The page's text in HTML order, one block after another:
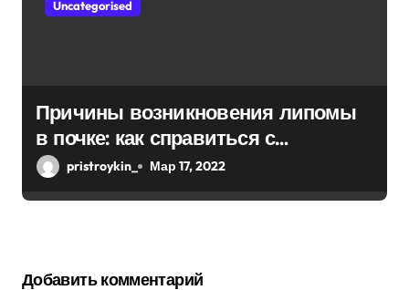
Uncategorised
Причины возникновения липомы
в почке: как справиться с
болезнью
pristroykin_ Мар 17, 2022
Добавить комментарий